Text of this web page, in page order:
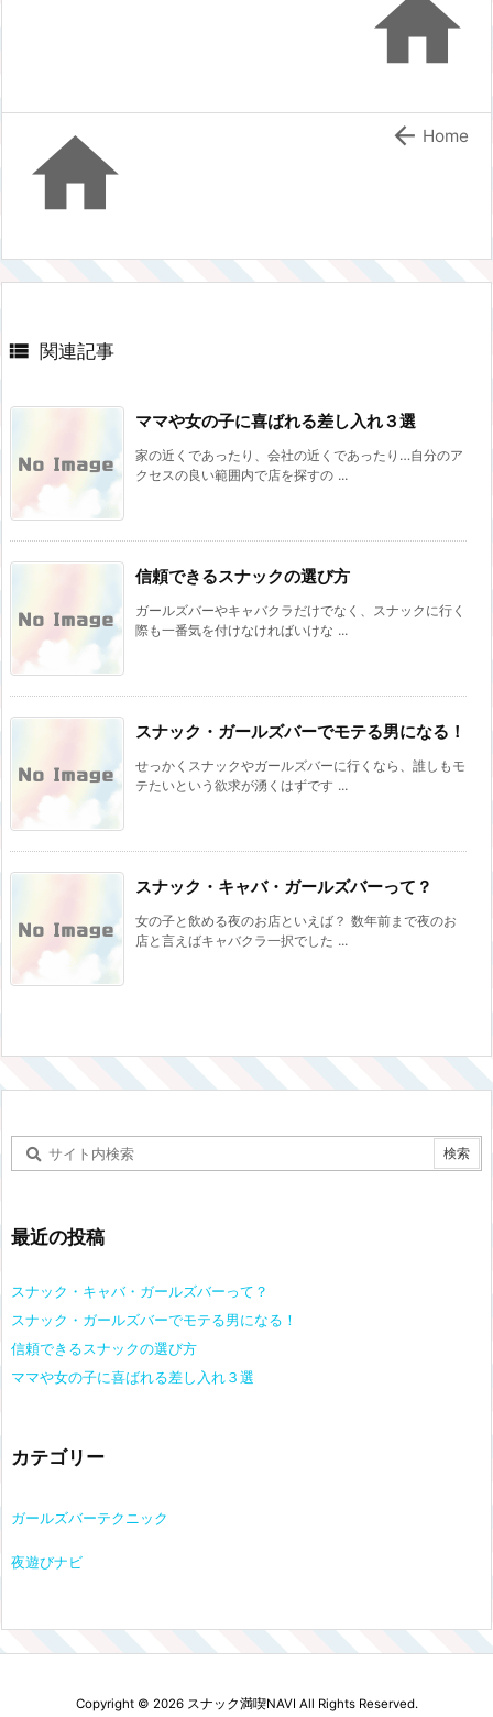

  Home
 関連記事
ママや女の子に喜ばれる差し入れ３選
家の近くであったり、会社の近くであったり…自分のア
クセスの良い範囲内で店を探すの ...
信頼できるスナックの選び方
ガールズバーやキャバクラだけでなく、スナックに行く
際も一番気を付けなければいけな ...
スナック・ガールズバーでモテる男になる！
せっかくスナックやガールズバーに行くなら、誰しもモ
テたいという欲求が湧くはずです ...
スナック・キャバ・ガールズバーって？
女の子と飲める夜のお店といえば？ 数年前まで夜のお
店と言えばキャバクラ一択でした ...
最近の投稿
スナック・キャバ・ガールズバーって？
スナック・ガールズバーでモテる男になる！
信頼できるスナックの選び方
ママや女の子に喜ばれる差し入れ３選
カテゴリー
ガールズバーテクニック
夜遊びナビ
Copyright © 2026 スナック満喫NAVI All Rights Reserved.